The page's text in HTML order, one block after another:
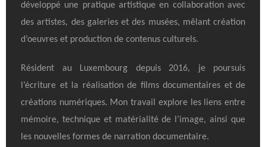
développé une pratique artistique en collaboration avec
des artistes, des galeries et des musées, mêlant création
d’oeuvres et production de contenus culturels.
Résident au Luxembourg depuis 2016, je poursuis
l’écriture et la réalisation de films documentaires et de
créations numériques. Mon travail explore les liens entre
mémoire, technique et matérialité de l’image, ainsi que
les nouvelles formes de narration documentaire.